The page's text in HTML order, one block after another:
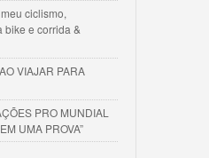
ciclismo,
bike e corrida &
VIAJAR PARA
PRO MUNDIAL
UMA PROVA”